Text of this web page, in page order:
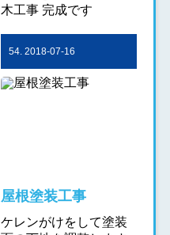
木工事 完成です
54. 2018-07-16
屋根塗装工事
ケレンがけをして塗装